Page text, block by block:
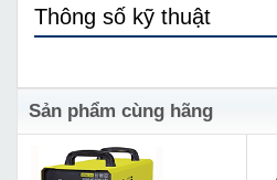
Thông số kỹ thuật
Sản phẩm cùng hãng